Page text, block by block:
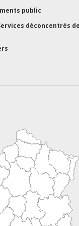
public
déconcentrés de